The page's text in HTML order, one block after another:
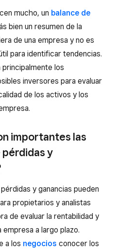
mucho, un balance de
bien un resumen de la
de una empresa y no es
para identificar tendencias.
principalmente los
inversores para evaluar
de los activos y los
importantes las
y
y ganancias pueden
propietarios y analistas
de evaluar la rentabilidad y
empresa a largo plazo.
a los negocios conocer los